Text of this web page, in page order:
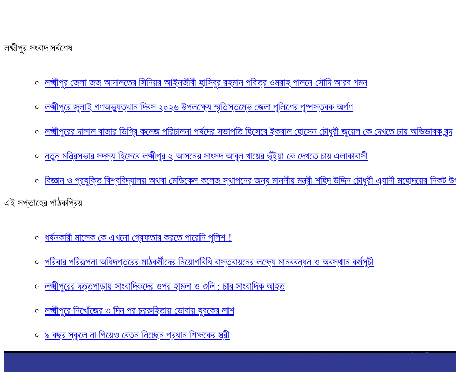
লক্ষ্মীপুর সংবাদ সর্বশেষ
লক্ষ্মীপুর জেলা জজ আদালতের সিনিয়র আইনজীবী হাসিবুর রহমান পবিত্র ওমরাহ পালনে সৌদি আরব গমন
লক্ষ্মীপুরে জুলাই গণঅভ্যুত্থান দিবস ২০২৬ উপলক্ষ্যে স্মৃতিস্তম্ভে জেলা পুলিশের পুষ্পস্তবক অর্পণ
লক্ষ্মীপুরের দালাল বাজার ডিগ্রি কলেজ পরিচালনা পর্ষদের সভাপতি হিসেবে ইকবাল হোসেন চৌধুরী জুয়েল কে দেখতে চায় অভিভাবক বৃন্দ
নতুন মন্ত্রিসভার সদস্য হিসেবে লক্ষ্মীপুর ২ আসনের সাংসদ আবুল খায়ের ভূঁইয়া কে দেখতে চায় এলাকাবাসী
বিজ্ঞান ও প্রযুক্তি বিশ্ববিদ্যালয় অথবা মেডিকেল কলেজ স্থাপনের জন্য মাননীয় মন্ত্রী শহিদ উদ্দিন চৌধুরী এ্যানী মহোদয়ের নিকট
এই সপ্তাহের পাঠকপ্রিয়
ধর্ষনকারী মালেক কে এখনো গ্রেফতার করতে পারেনি পুলিশ !
পরিবার পরিকল্পনা অধিদপ্তরের মাঠকর্মীদের নিয়োগবিধি বাস্তবায়নের লক্ষ্যে মানববন্ধন ও অবস্থান কর্মসূচী
লক্ষ্মীপুরের দত্তপাড়ায় সাংবাদিকদের ওপর হামলা ও গুলি : চার সাংবাদিক আহত
লক্ষ্মীপুরে নিখোঁজের ৩ দিন পর চররুহিতায় ডোবায় যুবকের লাশ
৯ বছর স্কুলে না গিয়েও বেতন নিচ্ছেন প্রধান শিক্ষকের স্ত্রী